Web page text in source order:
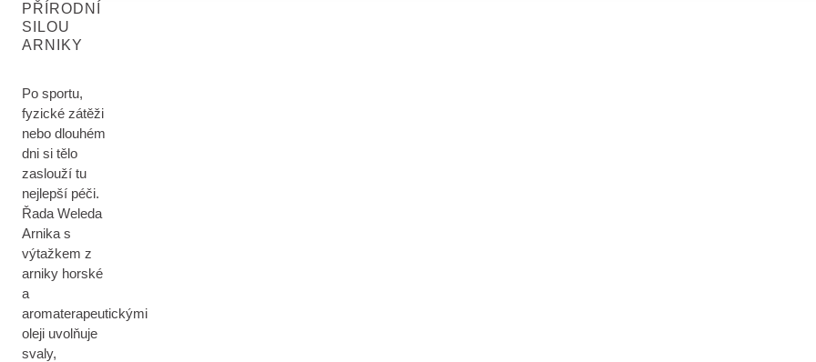
PŘÍRODNÍ
SILOU
ARNIKY
Po sportu,
fyzické zátěži
nebo dlouhém
dni si tělo
zaslouží tu
nejlepší péči.
Řada Weleda
Arnika s
výtažkem z
arniky horské
a
aromaterapeutickými
oleji uvolňuje
svaly,